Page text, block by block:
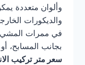
وألوان متعددة
والديكورات
في ممرات
بجانب المسابح،
سعر متر تركيب